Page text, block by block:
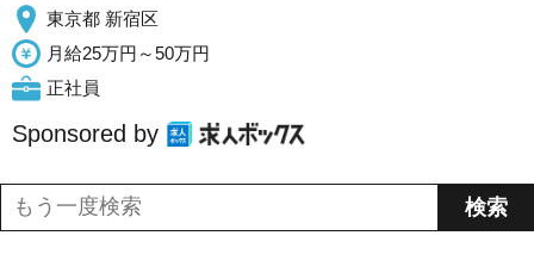
東京都 新宿区
月給25万円～50万円
正社員
Sponsored by